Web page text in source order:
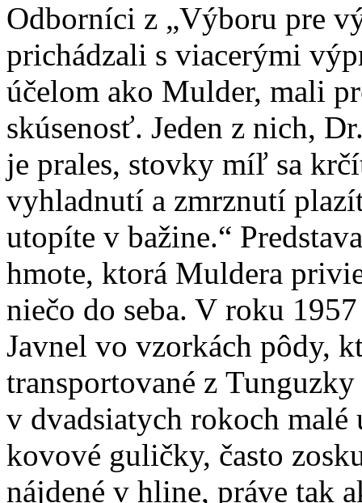
Odborníci z „Výboru pre
prichádzali s viacerými
účelom ako Mulder, mali
skúsenosť. Jeden z nich,
je prales, stovky míľ sa
vyhladnutí a zmrznutí
utopíte v bažine.“
hmote, ktorá Muldera
niečo do seba. V roku
Javnel vo vzorkách pôdy,
transportované z
v dvadsiatych rokoch
kovové guličky, často
nájdené v hline, práve tak